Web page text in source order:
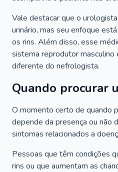
Vale destacar que o
urinário, mas seu enfoque
os rins. Além disso, esse
sistema reprodutor masculino
diferente do nefrologista.
Quando procurar
O momento certo de quando
depende da presença ou não
sintomas relacionados a
Pessoas que têm condições
rins ou que aumentam as